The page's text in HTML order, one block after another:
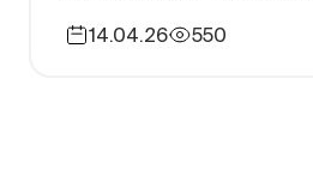
интереснее. В какой-то
14.04.26 550